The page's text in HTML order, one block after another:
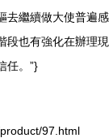
去繼續做大使普遍感
段也有強化在辦理現
任。”}
97.html